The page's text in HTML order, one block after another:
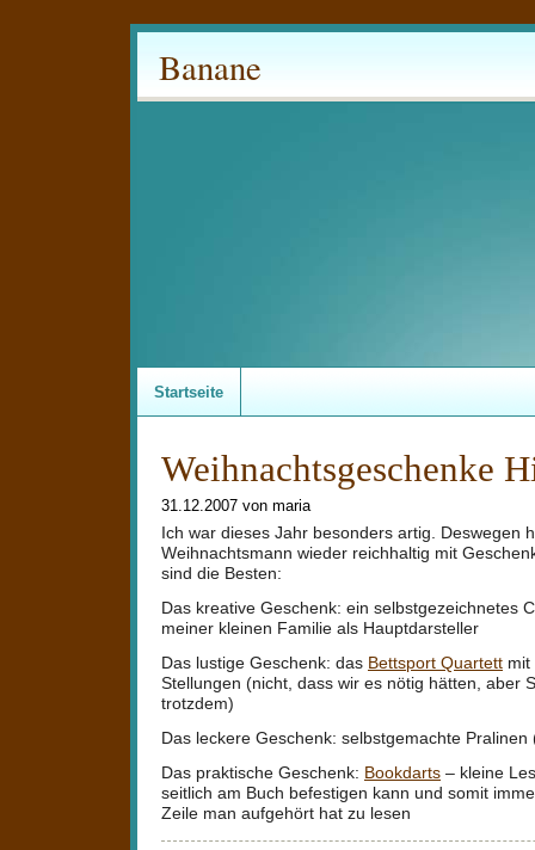
Banane
Startseite
Weihnachtsgeschenke
31.12.2007 von maria
Ich war dieses Jahr besonders artig. Deswegen
Weihnachtsmann wieder reichhaltig mit
sind die Besten:
Das kreative Geschenk: ein selbstgezeichnetes
meiner kleinen Familie als Hauptdarsteller
Das lustige Geschenk: das Bettsport Quartett mit
Stellungen (nicht, dass wir es nötig hätten, aber
trotzdem)
Das leckere Geschenk: selbstgemachte Pralinen
Das praktische Geschenk: Bookdarts – kleine
seitlich am Buch befestigen kann und somit
Zeile man aufgehört hat zu lesen